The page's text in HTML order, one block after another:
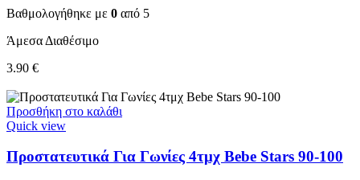
Βαθμολογήθηκε με 0 από 5
Άμεσα Διαθέσιμο
3.90 €
Προσθήκη στο καλάθι
Quick view
Προστατευτικά Για Γωνίες 4τμχ Bebe Stars 90-100